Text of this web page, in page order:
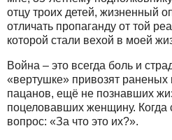
отцу троих детей, жизненный
отличать пропаганду от той
которой стали вехой в моей
Война – это всегда боль и
«вертушке» привозят
пацанов, ещё не познавших
поцеловавших женщину. Когда
вопрос: «За что это их?».